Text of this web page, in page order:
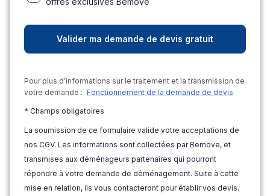
Pour plus d’informations sur le traitement et la transmission de
votre demande : Fonctionnement de la demande de devis
* Champs obligatoires
La soumission de ce formulaire valide votre acceptations de
nos CGV. Les informations sont collectées par Bemove, et
transmises aux déménageurs partenaires qui pourront
répondre à votre demande de déménagement. Suite à cette
mise en relation, ils vous contacteront pour établir vos devis.